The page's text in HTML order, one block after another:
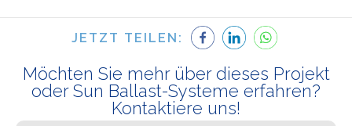
JETZT TEILEN:
Möchten Sie mehr über dieses Projekt
oder Sun Ballast-Systeme erfahren?
Kontaktiere uns!